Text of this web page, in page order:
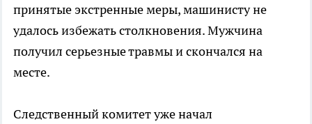
принятые экстренные меры, машинисту не
удалось избежать столкновения. Мужчина
получил серьезные травмы и скончался на
месте.
Следственный комитет уже начал